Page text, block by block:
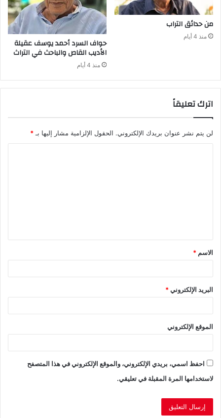
من‭ ‬حدائق‭ ‬التراب
منذ 4 أيام
‬الأديب‭ ‬القاص‭ ‬والباحث‭ ‬في‭ ‬التراث
منذ 4 أيام
اترك تعليقاً
لن يتم نشر عنوان بريدك الإلكتروني. الحقول الإلزامية مشار إليها بـ *
ق
*
الاسم *
البريد الإلكتروني*
الموقع الإلكتروني
احفظ اسمي، بريدي الإلكتروني، والموقع الإلكتروني في هذا المتصفح
لاستخدامها المرة المقبلة في تعليقي.